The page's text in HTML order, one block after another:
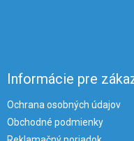
Informácie pre
Ochrana osobných údajov
Obchodné podmienky